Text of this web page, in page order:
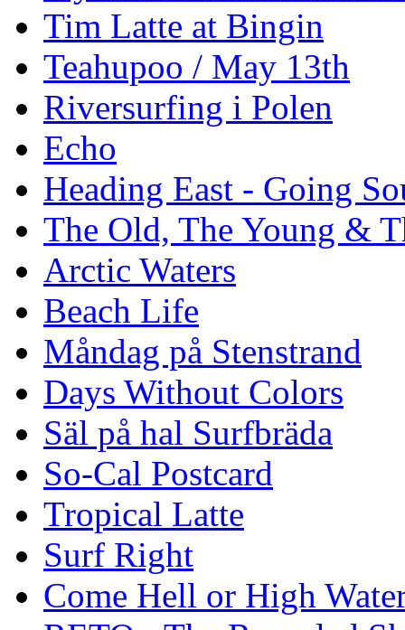
Tim Latte at Bingin
Teahupoo / May 13th
Riversurfing i Polen
Echo
Heading East - Going
The Old, The Young &
Arctic Waters
Beach Life
Måndag på Stenstrand
Days Without Colors
Säl på hal Surfbräda
So-Cal Postcard
Tropical Latte
Surf Right
Come Hell or High